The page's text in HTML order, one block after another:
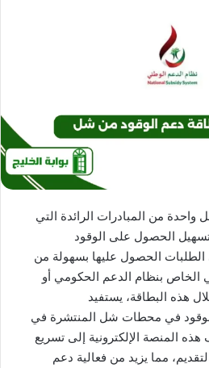
واحدة من المبادرات الرائدة التي
الحصول على الوقود
الحصول عليها بسهولة من
الخاص بنظام الدعم الحكومي أو
هذه البطاقة، يستفيد
في محطات شل المنتشرة في
المنصة الإلكترونية إلى تسريع
مما يزيد من فعالية دعم